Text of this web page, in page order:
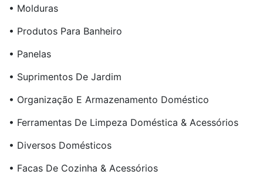
• Molduras
• Produtos Para Banheiro
• Panelas
• Suprimentos De Jardim
• Organização E Armazenamento Doméstico
• Ferramentas De Limpeza Doméstica & Acessórios
• Diversos Domésticos
• Facas De Cozinha & Acessórios